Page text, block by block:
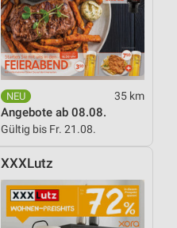
35 km
Angebote ab 08.08.
Gültig bis Fr. 21.08.
XXXLutz